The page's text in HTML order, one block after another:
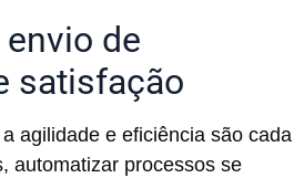
de
satisfação
agilidade e eficiência são cada
automatizar processos se